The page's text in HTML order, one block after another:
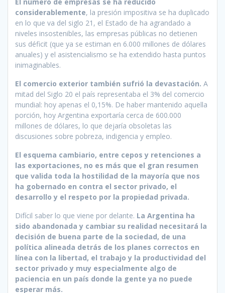
considerablemente, la presión impositiva se ha duplicado
en lo que va del siglo 21, el Estado de ha agrandado a
niveles insostenibles, las empresas públicas no detienen
sus déficit (que ya se estiman en 6.000 millones de dólares
anuales) y el asistencialismo se ha extendido hasta puntos
inimaginables.
El comercio exterior también sufrió la devastación. A
mitad del Siglo 20 el país representaba el 3% del comercio
mundial: hoy apenas el 0,15%. De haber mantenido aquella
porción, hoy Argentina exportaría cerca de 600.000
millones de dólares, lo que dejaría obsoletas las
discusiones sobre pobreza, indigencia y empleo.
El esquema cambiario, entre cepos y retenciones a
las exportaciones, no es más que el gran resumen
que valida toda la hostilidad de la mayoría que nos
ha gobernado en contra el sector privado, el
desarrollo y el respeto por la propiedad privada.
Difícil saber lo que viene por delante. La Argentina ha
sido abandonada y cambiar su realidad necesitará la
decisión de buena parte de la sociedad, de una
política alineada detrás de los planes correctos en
línea con la libertad, el trabajo y la productividad del
sector privado y muy especialmente algo de
paciencia en un país donde la gente ya no puede
esperar más.